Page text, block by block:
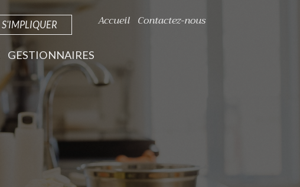
S'IMPLIQUER Accueil Contactez-nous
GESTIONNAIRES